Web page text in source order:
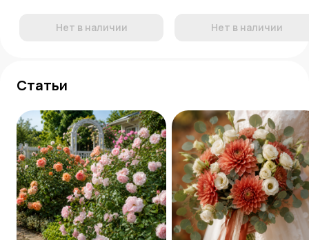
Нет в наличии Нет в наличии
Статьи